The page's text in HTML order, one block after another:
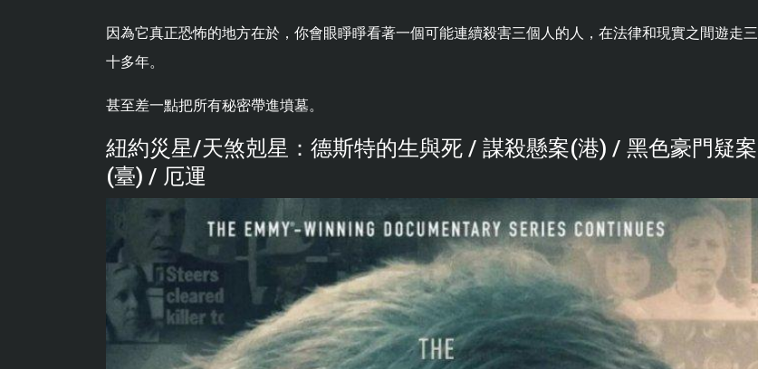
因為它真正恐怖的地方在於，你會眼睜睜看著一個可能連續殺害三個人的人，在法律和現實之間遊走三
十多年。
甚至差一點把所有秘密帶進墳墓。
紐約災星/天煞剋星：德斯特的生與死 / 謀殺懸案(港) / 黑色豪門疑案
(臺) / 厄運